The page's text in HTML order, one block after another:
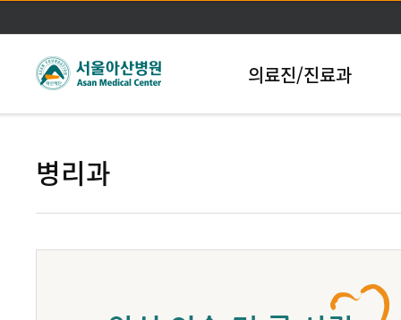
본문바로가기
의료진/진료과
병리과